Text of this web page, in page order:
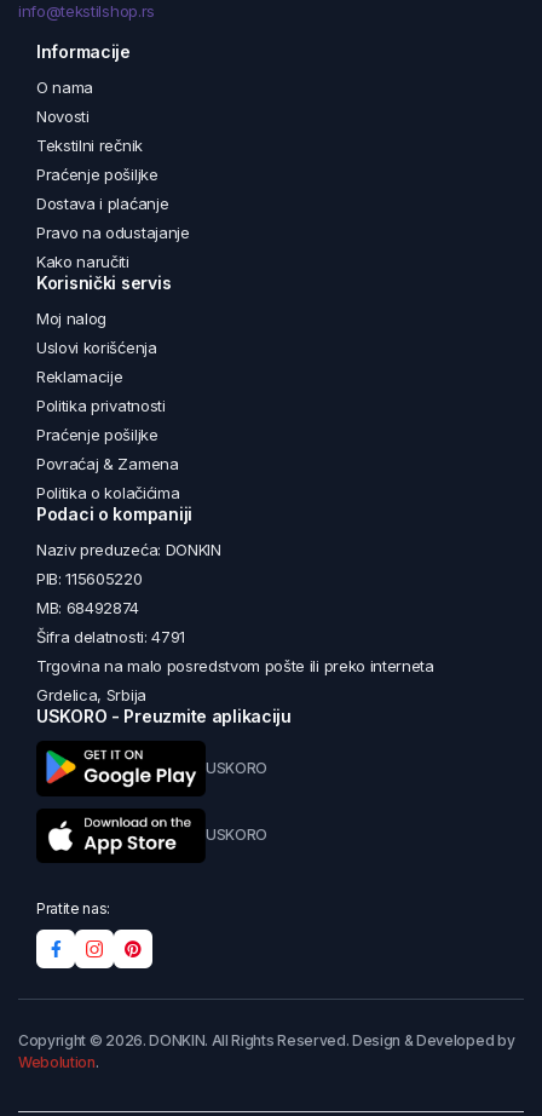
info@tekstilshop.rs
Informacije
O nama
Novosti
Tekstilni rečnik
Praćenje pošiljke
Dostava i plaćanje
Pravo na odustajanje
Kako naručiti
Korisnički servis
Moj nalog
Uslovi korišćenja
Reklamacije
Politika privatnosti
Praćenje pošiljke
Povraćaj & Zamena
Politika o kolačićima
Podaci o kompaniji
Naziv preduzeća: DONKIN
PIB: 115605220
MB: 68492874
Šifra delatnosti: 4791
Trgovina na malo posredstvom pošte ili preko interneta
Grdelica, Srbija
USKORO - Preuzmite aplikaciju
USKORO
USKORO
Pratite nas:
Copyright © 2026. DONKIN. All Rights Reserved. Design & Developed by
Webolution.